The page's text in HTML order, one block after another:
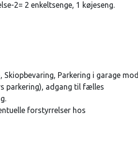
2= 2 enkeltsenge, 1 køjeseng.
Skiopbevaring, Parkering i garage mod
parkering), adgang til fælles
forstyrrelser hos